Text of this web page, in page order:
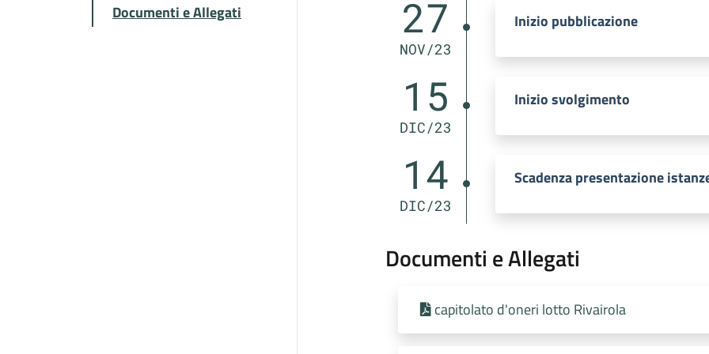
Documenti e Allegati 27
NOV/23
Inizio pubblicazione
15
DIC/23
Inizio svolgimento
14
DIC/23
Scadenza presentazione
Documenti e Allegati
capitolato d'oneri lotto Rivairola